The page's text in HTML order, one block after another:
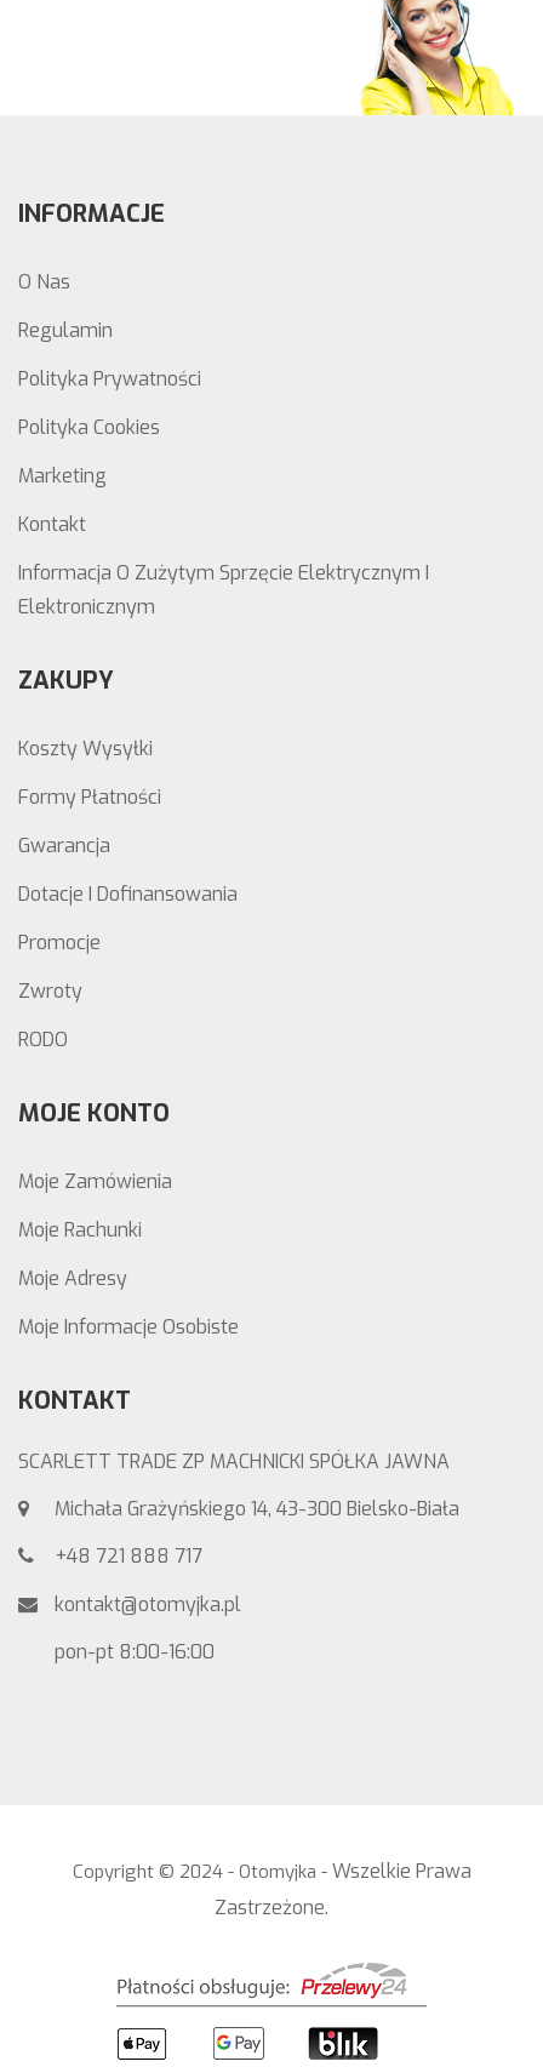
INFORMACJE
O Nas
Regulamin
Polityka Prywatności
Polityka Cookies
Marketing
Kontakt
Informacja O Zużytym Sprzęcie Elektrycznym I
Elektronicznym
ZAKUPY
Koszty Wysyłki
Formy Płatności
Gwarancja
Dotacje I Dofinansowania
Promocje
Zwroty
RODO
MOJE KONTO
Moje Zamówienia
Moje Rachunki
Moje Adresy
Moje Informacje Osobiste
KONTAKT
SCARLETT TRADE ZP MACHNICKI SPÓŁKA JAWNA
Michała Grażyńskiego 14, 43-300 Bielsko-Biała
+48 721 888 717
kontakt@otomyjka.pl
pon-pt 8:00-16:00
Copyright © 2024 - Otomyjka - Wszelkie Prawa
Zastrzeżone.